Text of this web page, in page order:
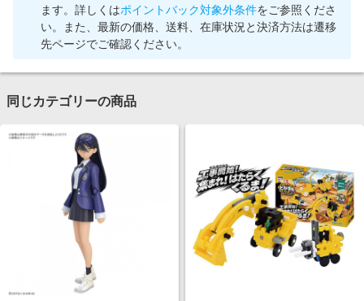
ます。詳しくはポイントバック対象外条件をご参照くださ
い。また、最新の価格、送料、在庫状況と決済方法は遷移
先ページでご確認ください。
同じカテゴリーの商品